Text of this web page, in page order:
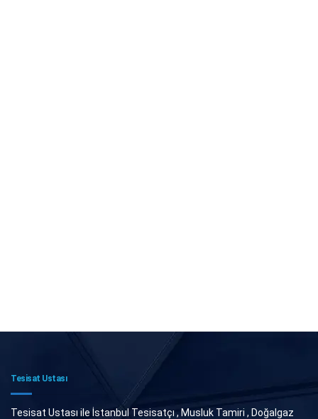
Tesisat Ustası
Tesisat Ustası ile İstanbul Tesisatçı , Musluk Tamiri , Doğalgaz